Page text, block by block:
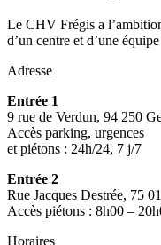
Le CHV Frégis a
d’un centre et d’une
Adresse
Entrée 1
9 rue de Verdun, 94 250
Accès parking, urgences
et piétons : 24h/24, 7 j/7
Entrée 2
Rue Jacques Destrée, 75
Accès piétons : 8h00 –
Horaires